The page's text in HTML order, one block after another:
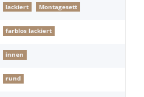
lackiert
Montagesett
farblos lackiert
innen
rund